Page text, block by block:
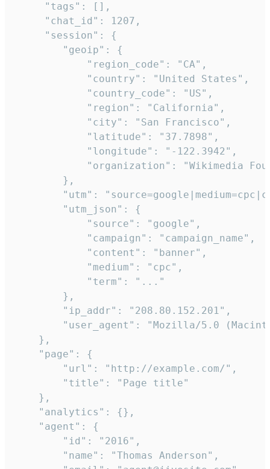
     "tags": [],
     "chat_id": 1207,
     "session": {
        "geoip": {
            "region_code": "CA",
            "country": "United States",
            "country_code": "US",
            "region": "California",
            "city": "San Francisco",
            "latitude": "37.7898",
            "longitude": "-122.3942",
"organization": "Wikimedia
        },
"utm":
        "utm_json": {
            "source": "google",
            "campaign": "campaign_name",
            "content": "banner",
            "medium": "cpc",
            "term": "..."
        },
        "ip_addr": "208.80.152.201",
"user_agent": "Mozilla/5.0
    },
    "page": {
        "url": "http://example.com/",
        "title": "Page title"
    },
    "analytics": {},
    "agent": {
        "id": "2016",
        "name": "Thomas Anderson",